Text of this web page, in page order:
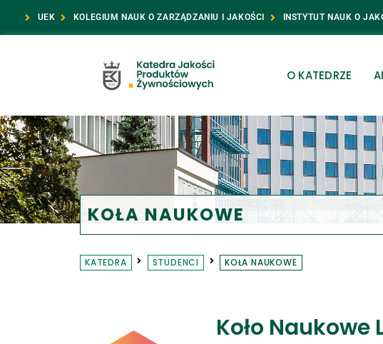
UEK KOLEGIUM NAUK O ZARZĄDZANIU I JAKOŚCI INSTYTUT NAUK O
O KATEDRZE
KOŁA NAUKOWE
KATEDRA STUDENCI KOŁA NAUKOWE
Koło Naukowe